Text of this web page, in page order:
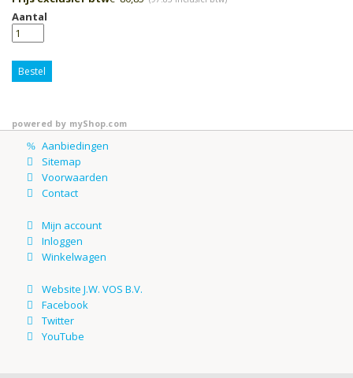
Aantal
Bestel
powered by myShop.com